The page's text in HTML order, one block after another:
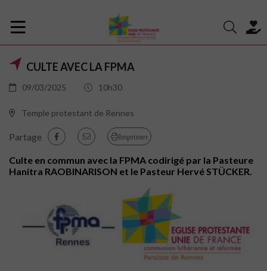
CULTE AVEC LA FPMA
09/03/2025 10h30
Temple protestant de Rennes
Partage Imprimer
Culte en commun avec la FPMA codirigé par la Pasteure
Hanitra RAOBINARISON et le Pasteur Hervé STÜCKER.